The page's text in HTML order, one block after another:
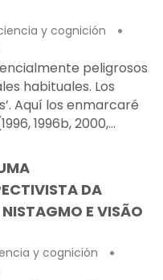
y cognición
peligrosos
habituales. Los
Aquí los enmarcaré
1996b, 2000,...
DA
E VISÃO
y cognición